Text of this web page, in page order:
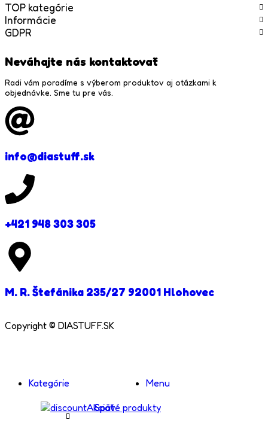
TOP kategórie
Informácie
GDPR
Neváhajte nás kontaktovať
Radi vám poradíme s výberom produktov aj otázkami k
objednávke. Sme tu pre vás.
info@diastuff.sk
+421 948 303 305
M. R. Štefánika 235/27 92001 Hlohovec
Copyright © DIASTUFF.SK
Menu
Kategórie
Akciové produkty
Späť
Späť